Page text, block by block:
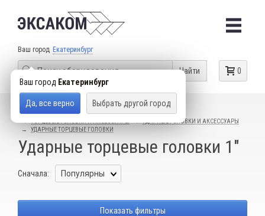
Ваш город Екатеринбург
Ваш город Екатеринбург
Да, все верно Выбрать другой город
0
Найти
КАТАЛОГ ТОВАРОВ
СЛЕСАРНЫЙ ИНСТРУМЕНТ
УДАРНЫЕ ГОЛОВКИ И АКСЕССУАРЫ
УДАРНЫЕ ТОРЦЕВЫЕ ГОЛОВКИ
Сначала:
Ударные торцевые головки 1"
Показать фильтры